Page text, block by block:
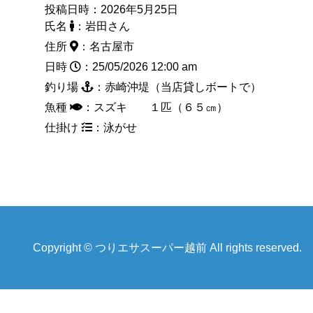
投稿日時：2026年5月25日
氏名
：岩田さん
住所
：名古屋市
日時
：25/05/2026 12:00 am
釣り場
：赤崎沖堤（当店貸しボートで）
魚種
：スズキ １匹（６５㎝）
仕掛け
：泳がせ
Copyright © つりエサスーパー越前 All rights reserved.